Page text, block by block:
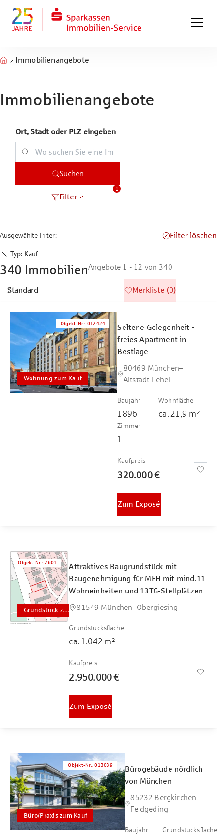
Zum Fuß springen
Immobilienangebote
Immobilienangebote
Ort, Stadt oder PLZ eingeben
Suchen
1
Filter
Ausgewählte Filter: Filter löschen
Typ: Kauf
340 ImmobilienAngebote 1 - 12 von 340
Merkliste (0)
Wohnung zum Kauf
Objekt-Nr.: 012424
Seltene Gelegenheit -
freies Apartment in
Bestlage
80469 München–
Altstadt-Lehel
Baujahr
1896
Wohnfläche
ca. 21,9 m²
Zimmer
1
Kaufpreis
320.000 €
Zum Exposé
Grundstück zum Kauf
Objekt-Nr. :2601
Attraktives Baugrundstück mit
Baugenehmigung für MFH mit mind.11
Wohneinheiten und 13TG-Stellplätzen
81549 München–Obergiesing
Grundstücksfläche
ca. 1.042 m²
Kaufpreis
2.950.000 €
Zum Exposé
Büro/Praxis zum Kauf
Objekt-Nr. :013039
Bürogebäude nördlich
von München
85232 Bergkirchen–
Feldgeding
Baujahr Grundstücksfläche